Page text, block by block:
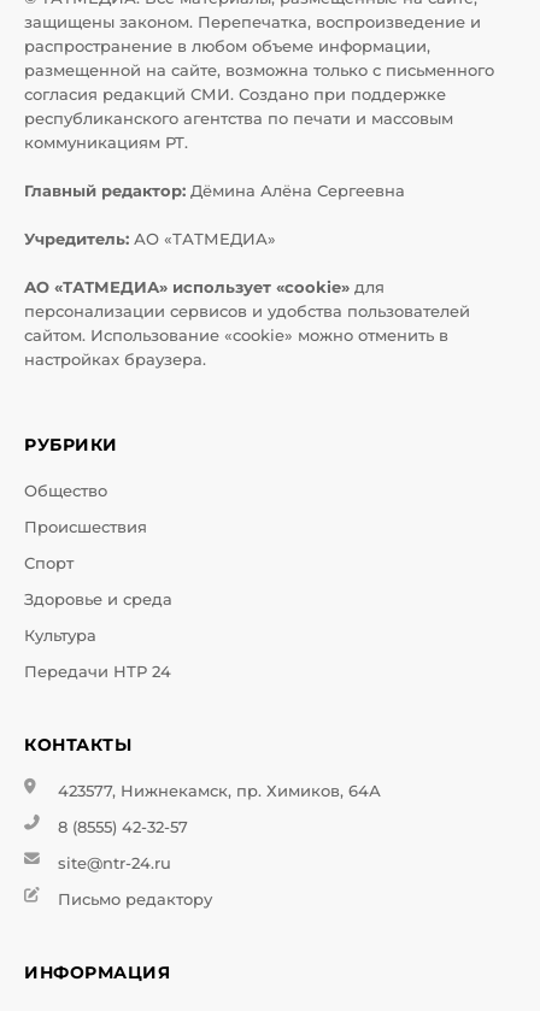
защищены законом. Перепечатка, воспроизведение и
распространение в любом объеме информации,
размещенной на сайте, возможна только с письменного
согласия редакций СМИ. Создано при поддержке
республиканского агентства по печати и массовым
коммуникациям РТ.
Главный редактор: Дёмина Алёна Сергеевна
Учредитель: АО «ТАТМЕДИА»
АО «ТАТМЕДИА» использует «cookie» для
персонализации сервисов и удобства пользователей
сайтом. Использование «cookie» можно отменить в
настройках браузера.
РУБРИКИ
Общество
Происшествия
Спорт
Здоровье и среда
Культура
Передачи НТР 24
КОНТАКТЫ
423577, Нижнекамск, пр. Химиков, 64А
8 (8555) 42-32-57
site@ntr-24.ru
Письмо редактору
ИНФОРМАЦИЯ